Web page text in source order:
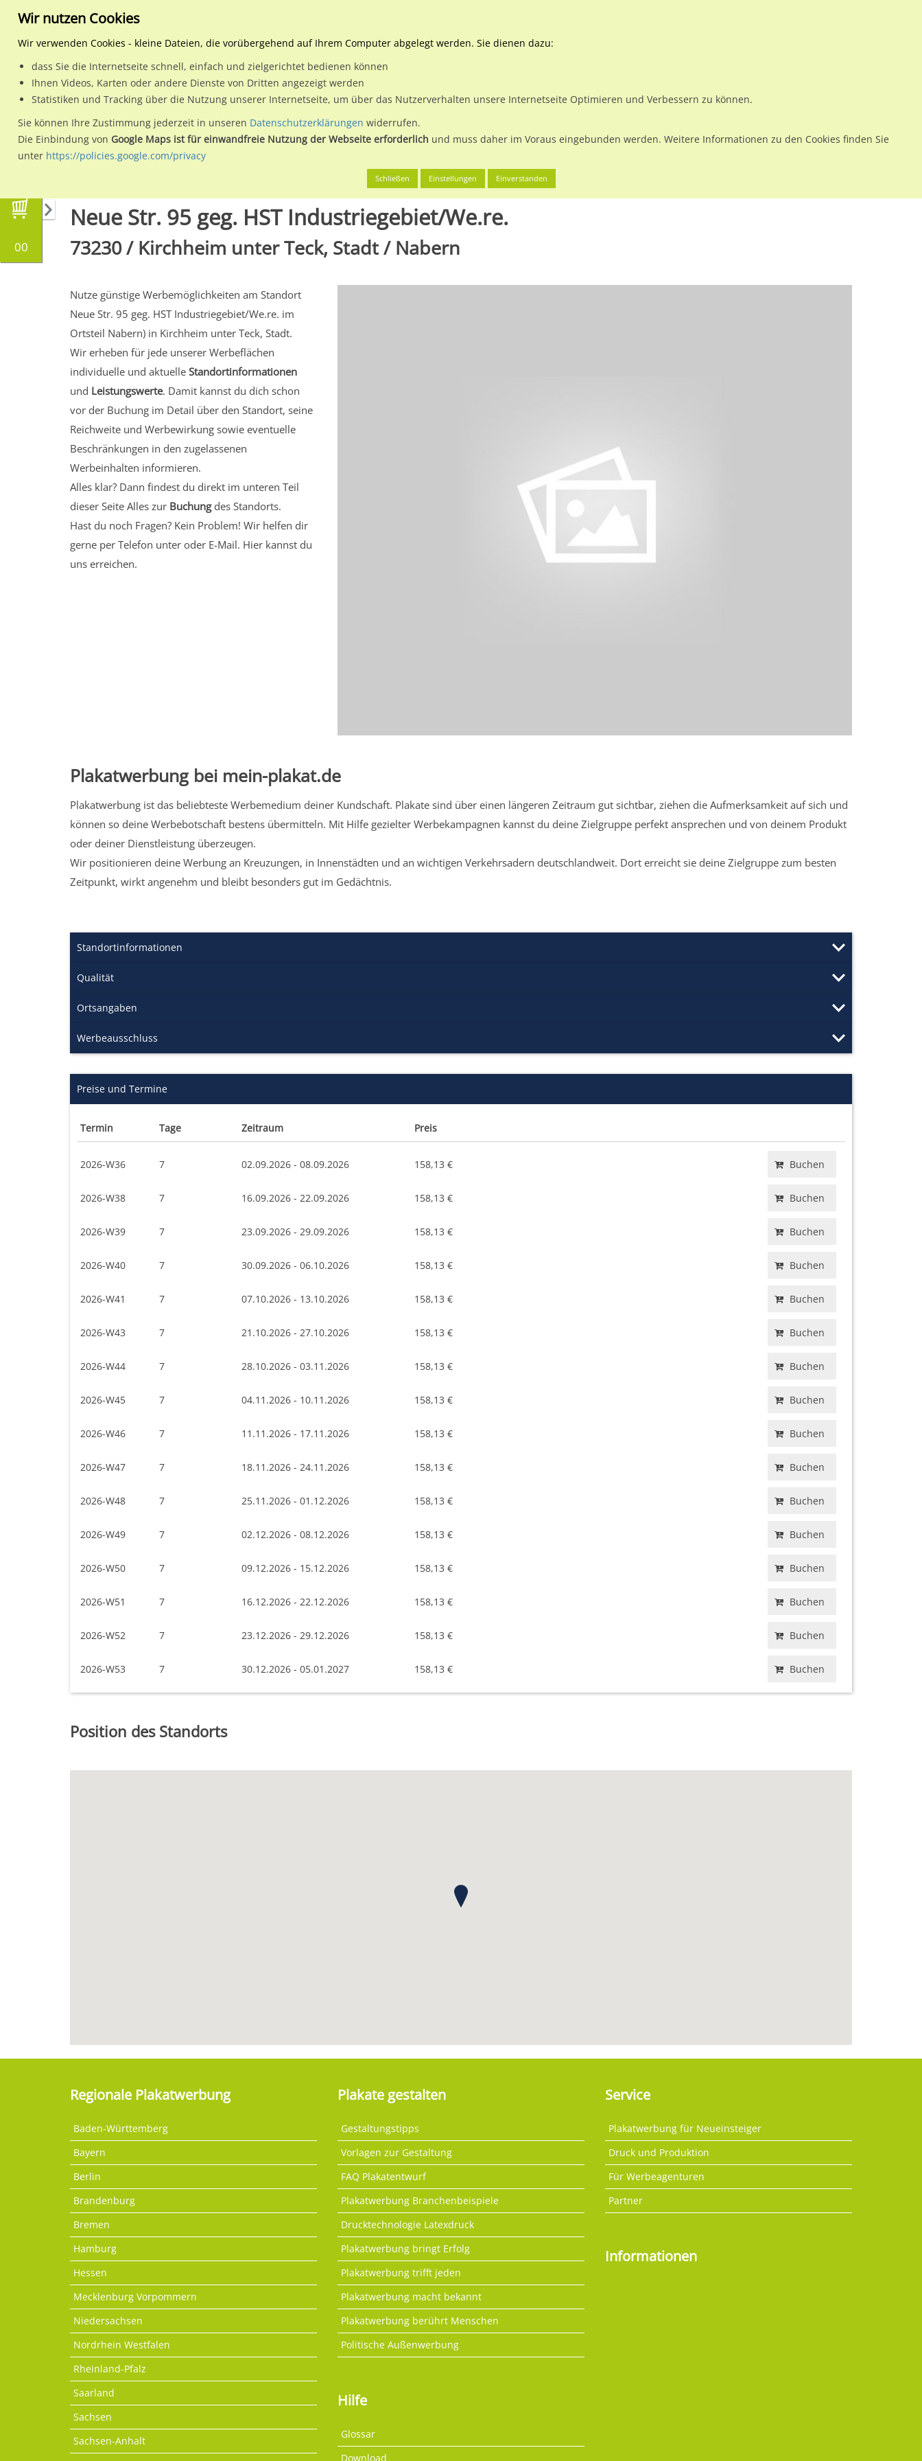
Planen & Buchen Plakatwerbung
Wähle den Werbestandort:
00
Kirchheim unter Teck, Stadt Neue Str. 95 geg. HST Industriegebiet/We.re.
Neue Str. 95 geg. HST Industriegebiet/We.re.
73230 / Kirchheim unter Teck, Stadt / Nabern
Nutze günstige Werbemöglichkeiten am Standort
Neue Str. 95 geg. HST Industriegebiet/We.re. im
Ortsteil Nabern) in Kirchheim unter Teck, Stadt.
Wir erheben für jede unserer Werbeflächen
individuelle und aktuelle Standortinformationen
und Leistungswerte. Damit kannst du dich schon
vor der Buchung im Detail über den Standort, seine
Reichweite und Werbewirkung sowie eventuelle
Beschränkungen in den zugelassenen
Werbeinhalten informieren.
Alles klar? Dann findest du direkt im unteren Teil
dieser Seite Alles zur Buchungdes Standorts.
Hast du noch Fragen? Kein Problem! Wir helfen dir
gerne per Telefon unter oder E-Mail. Hier kannst du
uns erreichen.
Plakatwerbung bei mein-plakat.de
Plakatwerbung ist das beliebteste Werbemedium deiner Kundschaft. Plakate sind über einen längeren Zeitraum gut sichtbar, ziehen die Aufmerksamkeit auf sich und
können so deine Werbebotschaft bestens übermitteln. Mit Hilfe gezielter Werbekampagnen kannst du deine Zielgruppe perfekt ansprechen und von deinem Produkt
oder deiner Dienstleistung überzeugen.
Wir positionieren deine Werbung an Kreuzungen, in Innenstädten und an wichtigen Verkehrsadern deutschlandweit. Dort erreicht sie deine Zielgruppe zum besten
Zeitpunkt, wirkt angenehm und bleibt besonders gut im Gedächtnis.
Standortinformationen
Qualität
Ortsangaben
Werbeausschluss
Preise und Termine
Termin Tage Zeitraum Preis
2026-W36 7 02.09.2026 - 08.09.2026 158,13 € Buchen
2026-W38 7 16.09.2026 - 22.09.2026 158,13 € Buchen
2026-W39 7 23.09.2026 - 29.09.2026 158,13 € Buchen
2026-W40 7 30.09.2026 - 06.10.2026 158,13 € Buchen
2026-W41 7 07.10.2026 - 13.10.2026 158,13 € Buchen
2026-W43 7 21.10.2026 - 27.10.2026 158,13 € Buchen
2026-W44 7 28.10.2026 - 03.11.2026 158,13 € Buchen
2026-W45 7 04.11.2026 - 10.11.2026 158,13 € Buchen
2026-W46 7 11.11.2026 - 17.11.2026 158,13 € Buchen
2026-W47 7 18.11.2026 - 24.11.2026 158,13 € Buchen
2026-W48 7 25.11.2026 - 01.12.2026 158,13 € Buchen
2026-W49 7 02.12.2026 - 08.12.2026 158,13 € Buchen
2026-W50 7 09.12.2026 - 15.12.2026 158,13 € Buchen
2026-W51 7 16.12.2026 - 22.12.2026 158,13 € Buchen
2026-W52 7 23.12.2026 - 29.12.2026 158,13 € Buchen
2026-W53 7 30.12.2026 - 05.01.2027 158,13 € Buchen
Position des Standorts
Regionale Plakatwerbung
Baden-Württemberg
Bayern
Berlin
Brandenburg
Bremen
Hamburg
Hessen
Mecklenburg Vorpommern
Niedersachsen
Nordrhein Westfalen
Rheinland-Pfalz
Saarland
Sachsen
Sachsen-Anhalt
Plakate gestalten
Gestaltungstipps
Vorlagen zur Gestaltung
FAQ Plakatentwurf
Plakatwerbung Branchenbeispiele
Drucktechnologie Latexdruck
Plakatwerbung bringt Erfolg
Plakatwerbung trifft jeden
Plakatwerbung macht bekannt
Plakatwerbung berührt Menschen
Politische Außenwerbung
Hilfe
Glossar
Download
Service
Plakatwerbung für Neueinsteiger
Druck und Produktion
Für Werbeagenturen
Partner
Informationen
Wir nutzen Cookies
Wir verwenden Cookies - kleine Dateien, die vorübergehend auf Ihrem Computer abgelegt werden. Sie dienen dazu:
dass Sie die Internetseite schnell, einfach und zielgerichtet bedienen können
Ihnen Videos, Karten oder andere Dienste von Dritten angezeigt werden
Statistiken und Tracking über die Nutzung unserer Internetseite, um über das Nutzerverhalten unsere Internetseite Optimieren und Verbessern zu können.
Sie können Ihre Zustimmung jederzeit in unseren Datenschutzerklärungen widerrufen.
Die Einbindung von Google Maps ist für einwandfreie Nutzung der Webseite erforderlich und muss daher im Voraus eingebunden werden. Weitere Informationen zu den Cookies finden Sie
unter https://policies.google.com/privacy
Schließen Einstellungen Einverstanden